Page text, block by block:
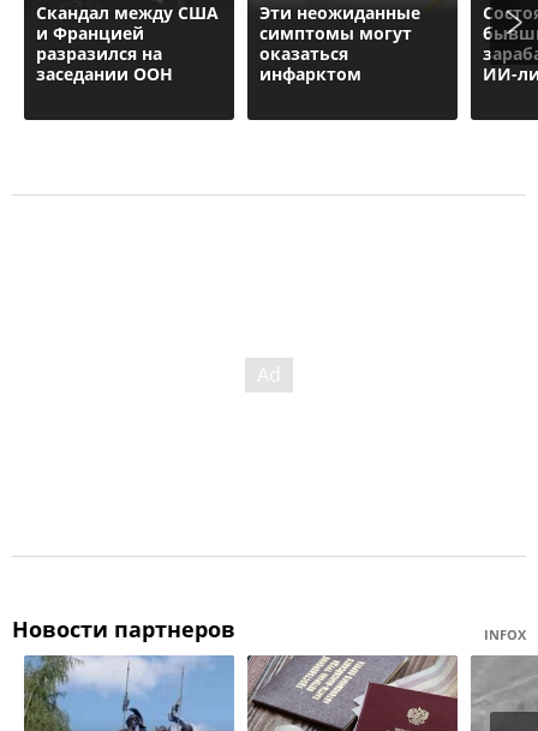
Скандал между США
и Францией
разразился на
заседании ООН
Эти неожиданные
симптомы могут
оказаться
инфарктом
ИИ-
Новости партнеров INFOX